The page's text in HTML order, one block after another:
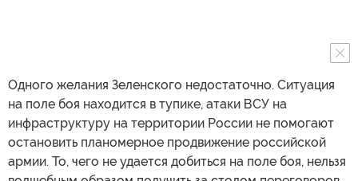
Одного желания Зеленского недостаточно. Ситуация
на поле боя находится в тупике, атаки ВСУ на
инфраструктуру на территории России не помогают
остановить планомерное продвижение российской
армии. То, чего не удается добиться на поле боя, нельзя